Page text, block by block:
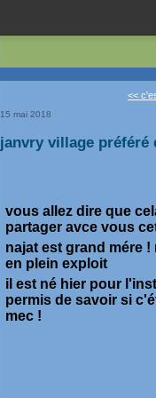
<<
15 mai 2018
janvry village préféré
vous allez dire que
partager avce vous
najat est grand mére
en plein exploit
il est né hier pour
permis de savoir si
mec !